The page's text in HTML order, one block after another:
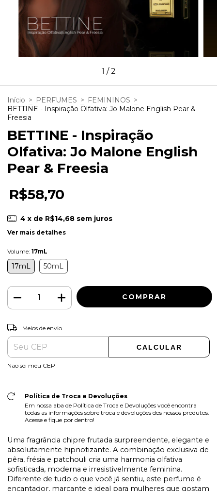
1 /2
Início > PERFUMES > FEMININOS >
BETTINE - Inspiração Olfativa: Jo Malone English Pear &
Freesia
BETTINE - Inspiração
Olfativa: Jo Malone English
Pear & Freesia
R$58,70
4 x de R$14,68 sem juros
Ver mais detalhes
Volume: 17mL
17mL 50mL
Entregas para o CEP:
Meios de envio
CALCULAR
Não sei meu CEP
Política de Troca e Devoluções
Em nossa aba de Política de Troca e Devoluções você encontra
todas as informações sobre troca e devoluções dos nossos produtos.
Acesse e fique por dentro!
Uma fragrância chipre frutada surpreendente, elegante e
absolutamente hipnotizante. A combinação exclusiva de
pêra, frésia e patchouli cria uma harmonia olfativa
sofisticada, moderna e irresistivelmente feminina.
Diferente de tudo o que você já sentiu, este perfume é
encantador, marcante e ideal para mulheres que gostam